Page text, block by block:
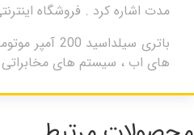
مدت اشاره کرد . فروشگاه
های اب ، سیستم های